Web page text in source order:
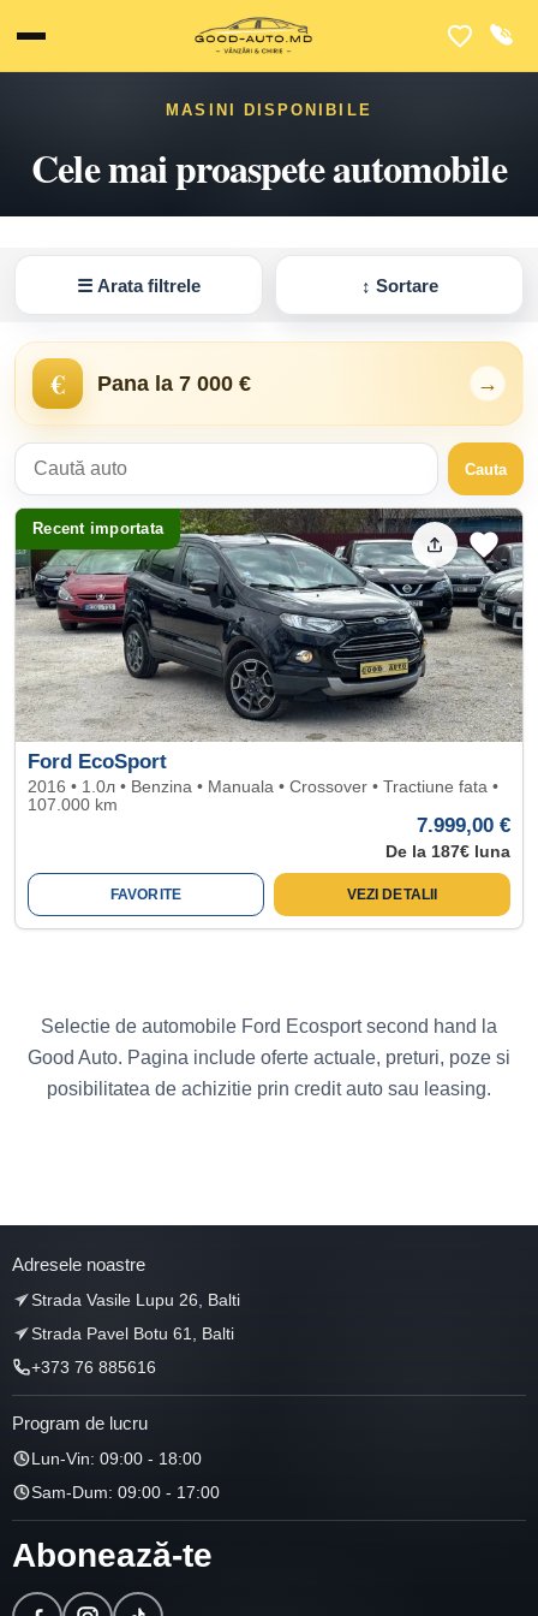
MASINI DISPONIBILE
Cele mai proaspete automobile
☰ Arata filtrele ↕ Sortare
€ Pana la 7 000 € →
Cauta
Recent importata
Ford EcoSport
2016 • 1.0л • Benzina • Manuala • Crossover • Tractiune fata •
107.000 km
7.999,00 €
De la 187€ luna
FAVORITE VEZI DETALII
Selectie de automobile Ford Ecosport second hand la
Good Auto. Pagina include oferte actuale, preturi, poze si
posibilitatea de achizitie prin credit auto sau leasing.
Adresele noastre
Strada Vasile Lupu 26, Balti
Strada Pavel Botu 61, Balti
+373 76 885616
Program de lucru
Lun-Vin: 09:00 - 18:00
Sam-Dum: 09:00 - 17:00
Abonează-te